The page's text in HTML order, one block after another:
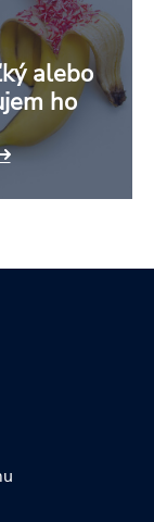
alebo
ho